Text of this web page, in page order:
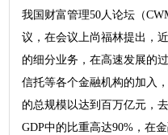
我国财富管理50人论坛（
议，在会议上尚福林提出，
的细分业务，在高速发展的
信托等各个金融机构的加入
的总规模以达到百万亿元，
GDP中的比重高达90%，在